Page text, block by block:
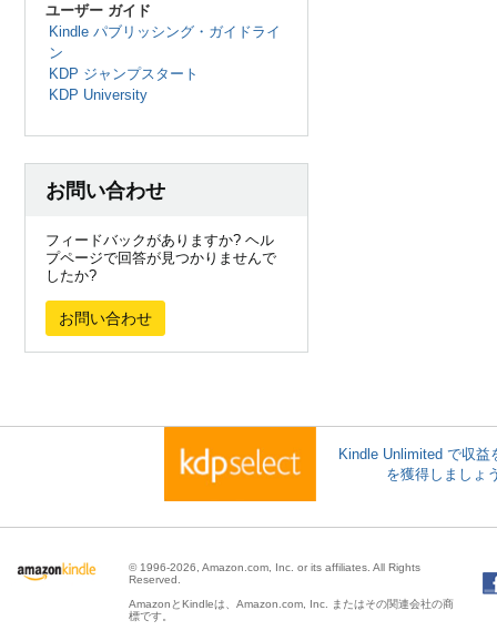
ユーザー ガイド
Kindle パブリッシング・ガイドライ
ン
KDP ジャンプスタート
KDP University
お問い合わせ
フィードバックがありますか? ヘル
プページで回答が見つかりませんで
したか?
お問い合わせ
Kindle Unlimited で収
を獲得しましょ
© 1996-2026, Amazon.com, Inc. or its affiliates. All Rights
Reserved.
AmazonとKindleは、Amazon.com, Inc. またはその関連会社の商
標です。